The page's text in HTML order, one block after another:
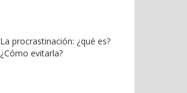
La procrastinación: ¿qué es?
¿Cómo evitarla?